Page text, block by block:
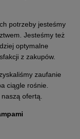
potrzeby jesteśmy
Jesteśmy też
optymalne
z zakupów.
zaufanie
ciągle rośnie.
ofertą.